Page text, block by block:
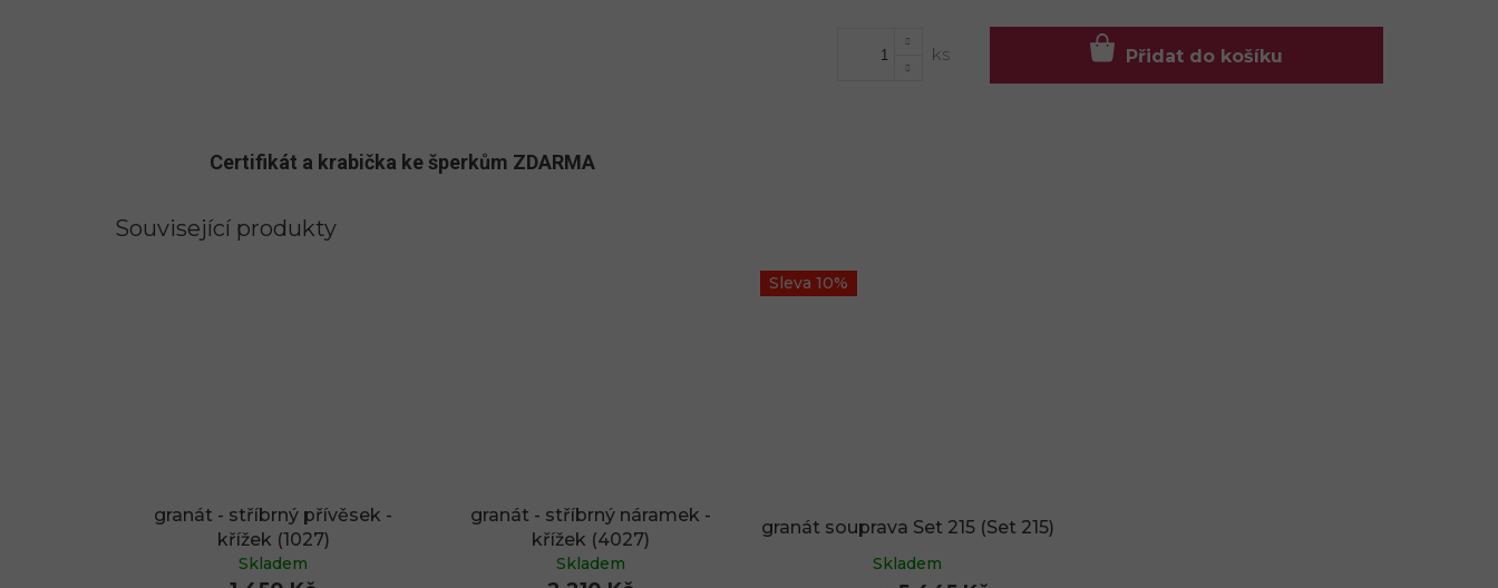
Přidat do košíku
Certifikát a krabička ke šperkům ZDARMA
Související produkty
granát - stříbrný přívěsek -
křížek (1027)
Skladem
granát - stříbrný náramek -
křížek (4027)
Skladem
Sleva 10%
granát souprava Set 215 (Set 215)
Skladem